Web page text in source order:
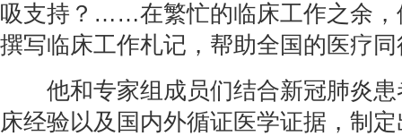
吸支持？……在繁忙的临床工作之余，
撰写临床工作札记，帮助全国的医疗
他和专家组成员们结合新冠肺炎患
床经验以及国内外循证医学证据，制